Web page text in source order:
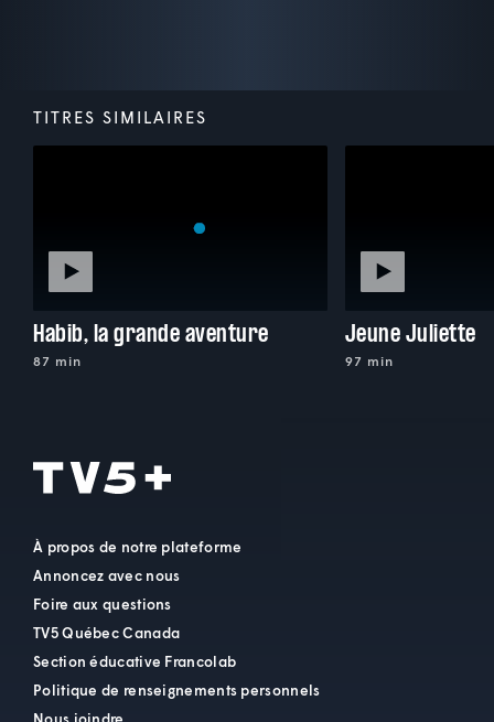
TITRES SIMILAIRES
Habib, la grande aventure
87 min
Jeune Juliette
97 min
À propos de notre plateforme
Annoncez avec nous
Foire aux questions
TV5 Québec Canada
Section éducative Francolab
Politique de renseignements personnels